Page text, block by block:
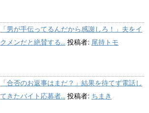
「男が手伝ってるんだから感謝しろ！」夫をイ
クメンだと絶賛する... 投稿者: 尾持トモ
「合否のお返事はまだ？」結果を待てず電話し
てきたバイト応募者... 投稿者: ちまき